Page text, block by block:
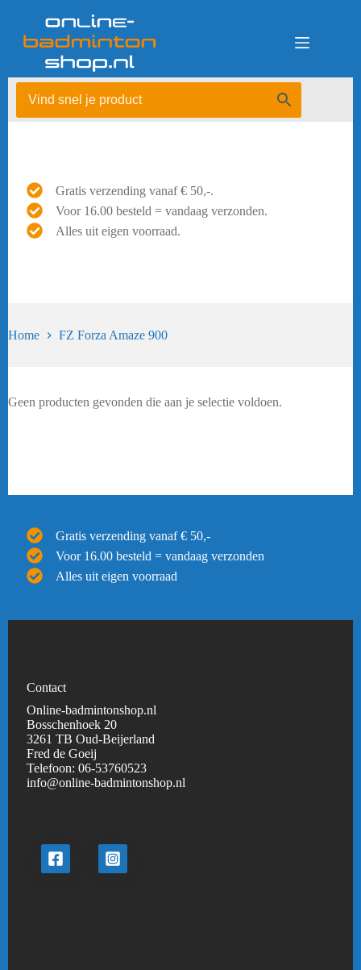
Gratis verzending vanaf € 50,-.
Voor 16.00 besteld = vandaag verzonden.
Alles uit eigen voorraad.
Home FZ Forza Amaze 900
Geen producten gevonden die aan je selectie voldoen.
Gratis verzending vanaf € 50,-
Voor 16.00 besteld = vandaag verzonden
Alles uit eigen voorraad
Contact
Online-badmintonshop.nl
Bosschenhoek 20
3261 TB Oud-Beijerland
Fred de Goeij
Telefoon:06-53760523
info@online-badmintonshop.nl